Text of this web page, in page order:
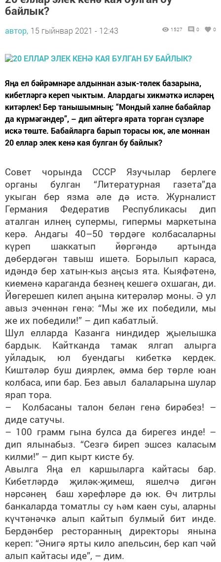
байлык?
автор, 15 гыйнвар 2021 - 12:43 1527 0 0
Яңа ел бәйрәмнәре алдыннан азык-төлек базарына,
кибетләргә кереп чыктым. Алардагы хикмәткә исләрең
китәрлек! Бер танышымның: “Мондый хәлне бабайлар
да күрмәгәндер”, – дип әйтергә ярата торган сүзләре
искә төште. Бабайларга барып торасы юк, әле моннан
20 еллар элек кенә кая булган бу байлык?
Совет чорында СССР Язучылар берлеге
органы булган “Литературная газета”да
укыган бер язма әле дә истә. Журналист
Германия Федератив Республикасы дип
аталган илнең супермы, гипермы маркетына
керә. Андагы 40–50 төрдәге колбасаларны
күреп шаккатып йөргәндә артында
дөбердәгән тавыш ишетә. Борылып караса,
идәндә бер хатын-кыз аңсыз ята. Кыяфәтенә,
киеменә караганда безнең кешегә охшаган, ди.
Йөгерешеп килеп аңына китерәләр моны. Ә ул
авыз эченнән генә: “Мы же их победили, мы
же их победили!” – дип кабатлый.
Шул елларда Казанга ниндидер җыелышка
бардык. Кайтканда тамак ялгап алырга
уйладык, юл буендагы кибеткә кердек.
Киштәләр буш диярлек, әмма бер төрле юан
колбаса, ипи бар. Без авыл балаларына шулар
ярап тора.
– Колбасаны талон белән генә бирәбез! –
диде сатучы.
– 100 грамм гына булса да бирегез инде! –
дип ялынабыз. “Сезгә биреп эшсез каласым
килми!” – дип кырт кисте бу.
Авылга Яңа ел каршыларга кайтасы бар.
Кибетләрдә җиләк-җимеш, яшелчә дигән
нәрсәнең баш хәрефләре дә юк. Өч литрлы
банкаларда томатлы су һәм каен суы, аларны
күчтәнәчкә алып кайтып булмый бит инде.
Бердәнбер ресторанның директоры янына
кереп: “Әнигә ярты кило апельсин, бер кап чәй
алып кайтасы иде”, – дим.